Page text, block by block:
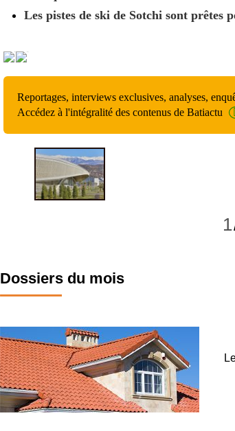
Les pistes de ski de Sotchi sont prêtes
Reportages, interviews exclusives, analyses,
Accédez à l'intégralité des contenus de Batiactu
1
Dossiers du mois